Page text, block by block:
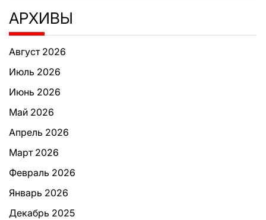
АРХИВЫ
Август 2026
Июль 2026
Июнь 2026
Май 2026
Апрель 2026
Март 2026
Февраль 2026
Январь 2026
Декабрь 2025